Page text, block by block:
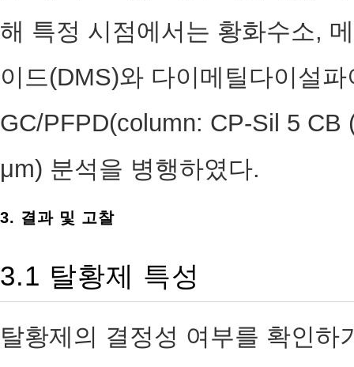
해 특정 시점에서는 황화수소,
이드(DMS)와 다이메틸다이설
GC/PFPD(column: CP-Sil 5
μm) 분석을 병행하였다.
3. 결과 및 고찰
3.1 탈황제 특성
탈황제의 결정성 여부를 확인